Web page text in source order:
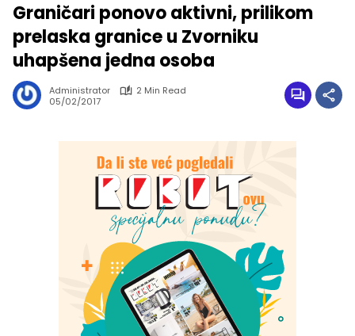
Graničari ponovo aktivni, prilikom
prelaska granice u Zvorniku
uhapšena jedna osoba
Administrator
2 Min Read
05/02/2017